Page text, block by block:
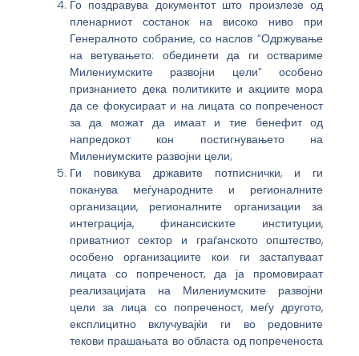
Го поздравува документот што произлезе од
пленарниот состанок на високо ниво при
Генералното собрание, со наслов “Одржување
на ветувањето: обединети да ги оствариме
Милениумските развојни цели” особено
признанието дека политиките и акциите мора
да се фокусираат и на лицата со попреченост
за да можат да имаат и тие бенефит од
напредокот кон постигнувањето на
Милениумските развојни цели;
Ги повикува државите потписнички, и ги
поканува меѓународните и регионалните
организации, регионалните организации за
интеграција, финансиските институции,
приватниот сектор и граѓанското општество,
особено организациите кои ги застапуваат
лицата со попреченост, да ја промовираат
реализацијата на Милениумските развојни
цели за лица со попреченост, меѓу другото,
експлицитно вклучувајќи ги во редовните
текови прашањата во областа од попреченоста